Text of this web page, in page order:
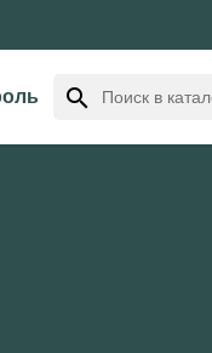
search